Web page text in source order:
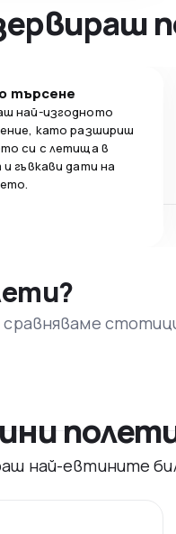
търсене
най-изгодното
като разшириш
си с летища в
гъвкави дати на
най-евтините